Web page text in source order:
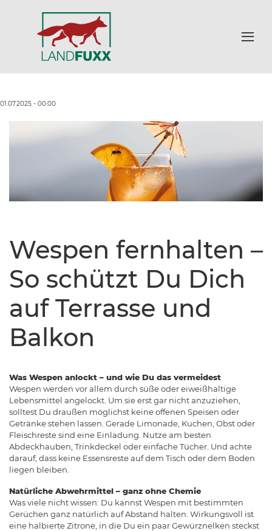
01.07.2025 - 00:00
Wespen fernhalten –
So schützt Du Dich
auf Terrasse und
Balkon
Was Wespen anlockt – und wie Du das vermeidest
Wespen werden vor allem durch süße oder eiweißhaltige
Lebensmittel angelockt. Um sie erst gar nicht anzuziehen,
solltest Du draußen möglichst keine offenen Speisen oder
Getränke stehen lassen. Gerade Limonade, Kuchen, Obst oder
Fleischreste sind eine Einladung. Nutze am besten
Abdeckhauben, Trinkdeckel oder einfache Tücher. Und achte
darauf, dass keine Essensreste auf dem Tisch oder dem Boden
liegen bleiben.
Natürliche Abwehrmittel – ganz ohne Chemie
Was viele nicht wissen: Du kannst Wespen mit bestimmten
Gerüchen ganz natürlich auf Abstand halten. Wirkungsvoll ist
eine halbierte Zitrone, in die Du ein paar Gewürznelken steckst